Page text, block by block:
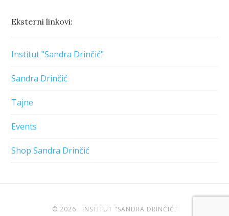
Eksterni linkovi:
Institut "Sandra Drinčić"
Sandra Drinčić
Tajne
Events
Shop Sandra Drinčić
© 2026 · INSTITUT "SANDRA DRINČIĆ"